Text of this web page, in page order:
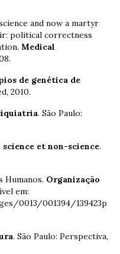
and now a martyr
political correctness
Medical
de genética de
2010.
. São Paulo:
science et non-science.
Humanos. Organização
em:
0013/001394/139423p
. São Paulo: Perspectiva,